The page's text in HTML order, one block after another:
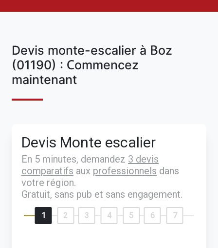
Devis monte-escalier à Boz
(01190) : Commencez
maintenant
Devis Monte escalier
En 5 minutes, demandez 3 devis
comparatifs aux professionnels dans
votre région.
Gratuit, sans pub et sans engagement.
1 2 3 4 5 6 7